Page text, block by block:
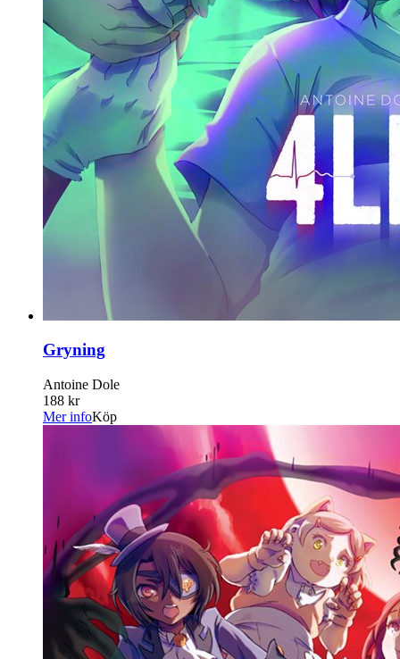
Gryning
Antoine Dole
188 kr
Mer infoKöp